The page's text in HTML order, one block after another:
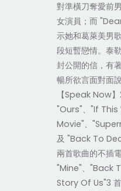
對準橫刀奪愛前
女演員；而
示她和葛萊美男
段短暫戀情。泰
封公開的信，有
暢所欲言面對面
【Speak Now
"Ours"、"If This
Movie"、
及 "Back To
兩首歌曲的不插
"Mine"、"Back
Story Of Us"3